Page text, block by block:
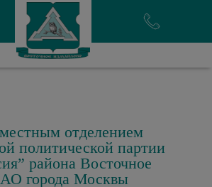
отделением
политической партии
района Восточное
города Москвы